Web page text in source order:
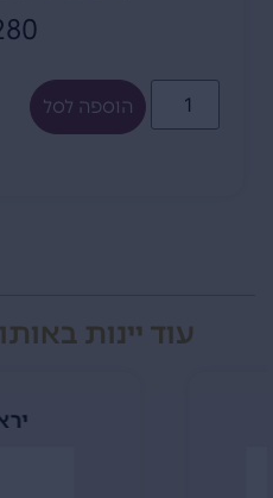
הוספה לסל
עוד יינות
יראון סירה הרי